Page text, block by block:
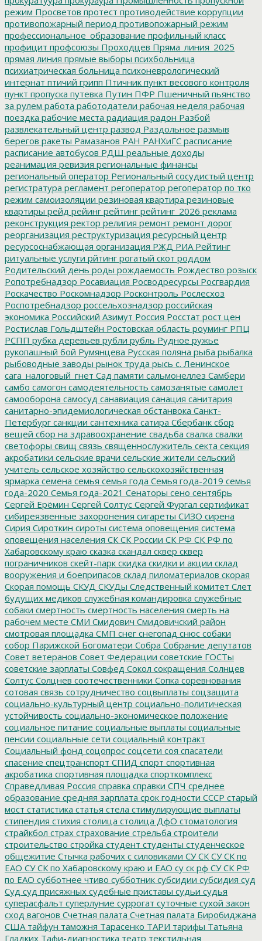
режим Просветов протест противодействие коррупции
противопожарный период противопожарный режим
профессиональное_образование профильный класс
профицит профсоюзы Проходцев Пряма_линия_2025
прямая линия прямые выборы психбольница
психиатрическая больница психоневрологический
интернат птичий грипп Птичник пункт весового контроля
пункт пропуска путевка Путин ПФР Пшеничный пьянство
за рулем работа работодатели рабочая неделя рабочая
поездка рабочие места радиация радон Разбой
развлекательный центр развод Раздольное размыв
берегов ракеты Рамазанов РАН РАНХиГС расписание
расписание автобусов РДШ реальные доходы
реанимация ревизия региональные финансы
региональный оператор Региональный сосудистый центр
регистратура регламент регоператор регоператор по тко
режим самоизоляции резиновая квартира резиновые
квартиры рейд рейинг рейтинг рейтинг_2026 реклама
реконструкция ректор религия ремонт ремонт дорог
реорганизация реструктуризация ресурсный центр
ресурсоснабжающая организация РЖД РИА Рейтинг
ритуальные услуги рйтинг рогатый скот роддом
Родительский день роды рождаемость Рождество розыск
Ропотребнадзор Росавиация Росводресурсы Росгвардия
Роскачество Роскомнадзор Росконтроль Рослесхоз
Роспотребнадзор россельхознадзор российская
экономика Российский Азимут Россия Росстат рост цен
Ростислав Гольдштейн Ростовская область роуминг РПЦ
РСПП рубка деревьев рубли рубль Рудное ружье
рукопашный бой Румянцева Русская поляна рыба рыбалка
рыбоводные заводы рынок труда рысь с. Ленинское
сага_налоговый_гнет Сад памяти сальмонеллез Самбери
самбо самогон самодеятельность самозанятые самолет
самооборона самосуд санавиация санация санитария
санитарно-эпидемиологическая обстанвока Санкт-
Петербург санкции сантехника сатира Сбербанк сбор
вещей сбор на здравоохранение свадьба свалка свалки
светофоры свищ связь священнослужитель секта секция
акробатики сельские врачи сельские жители сельский
учитель сельское хозяйство сельскохозяйственная
ярмарка семена семья семья года Семья года-2019 семья
года-2020 Семья года-2021 Сенаторы сено сентябрь
Сергей Ерёмин Сергей Солтус Сергей Фургал сертификат
сибиреязвенные захоронения сигареты СИЗО сирена
Сирия Сироткин сироты система оповещения система
оповещения населения СК СК России СК РФ СК РФ по
Хабаровскому краю сказка скандал сквер сквер
пограничников скейт-парк скидка скидки и акции склад
вооружения и боеприпасов склад пиломатериалов скорая
Скорая помощь СКУД СКУДы Следственный комитет Слет
будущих медиков служебная командировка служебные
собаки смертность смертность населения смерть на
рабочем месте СМИ Смидович Смидовичский район
смотровая площадка СМП снег снегопад снюс собаки
собор Парижской Богоматери Собра Собрание депутатов
Совет ветеранов Совет Федерации советские ГОСТы
советские зарплаты Совфед Сокол сокращения Солнцев
Солтус Солцнев соотечественники Сопка соревнования
сотовая связь сотрудничество соцвыплаты соцзащита
социально-культурный центр социально-политическая
устойчивость социально-экономическое положение
социальное питание социальные выплаты социальные
пенсии социальные сети социальный контракт
Социальный фонд соцопрос соцсети соя спасатели
спасение спецтранспорт СПИД спорт спортивная
акробатика спортивная площадка спорткомплекс
Справедливая Россия справка справки СПЧ среднее
образование средняя зарплата срок годности СССР старый
мост статистика статья стела стимулирующие выплаты
стипендия стихия столица столица ДфО стоматология
страйкбол страх страхование стрельба строители
строительство стройка студент студенты студенческое
общежитие Стычка рабочих с силовиками СУ СК СУ СК по
ЕАО СУ СК по Хабаровскому краю и ЕАО су ск рф СУ СК РФ
по ЕАО субботнее чтиво субботник субсидии субсидия суд
Суд суд присяжных судебные приставы судьи судья
суперасфальт суперлуние суррогат суточные сухой закон
сход вагонов Счетная палата Счетная палата Биробиджана
США тайфун таможня Тарасенко ТАРИ тарифы Татьяна
Гладких Тафи-диагностика театр текстильная